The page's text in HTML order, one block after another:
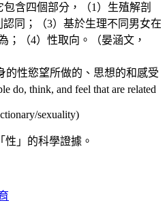
包含四個部分，（1）生殖解剖
同；（3）基於生理不同男女在
；（4）性取向。（晏涵文，
的性慾望所做的、思想的和感受
do, think, and feel that are related
sexuality)
性」的科學證據。